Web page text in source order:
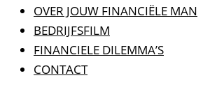
OVER JOUW FINANCIËLE MAN
BEDRIJFSFILM
FINANCIELE DILEMMA’S
CONTACT